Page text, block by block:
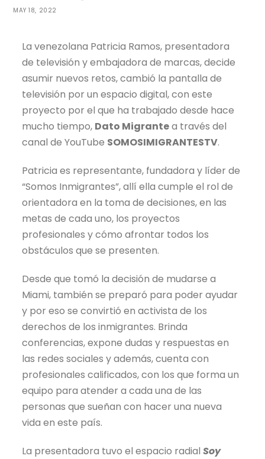
MAY 18, 2022
La venezolana Patricia Ramos, presentadora
de televisión y embajadora de marcas, decide
asumir nuevos retos, cambió la pantalla de
televisión por un espacio digital, con este
proyecto por el que ha trabajado desde hace
mucho tiempo, Dato Migrantea través del
canal de YouTube SOMOSIMIGRANTESTV.
Patricia es representante, fundadora y líder de
“Somos Inmigrantes”, allí ella cumple el rol de
orientadora en la toma de decisiones, en las
metas de cada uno, los proyectos
profesionales y cómo afrontar todos los
obstáculos que se presenten.
Desde que tomó la decisión de mudarse a
Miami, también se preparó para poder ayudar
y por eso se convirtió en activista de los
derechos de los inmigrantes. Brinda
conferencias, expone dudas y respuestas en
las redes sociales y además, cuenta con
profesionales calificados, con los que forma un
equipo para atender a cada una de las
personas que sueñan con hacer una nueva
vida en este país.
La presentadora tuvo el espacio radialSoy